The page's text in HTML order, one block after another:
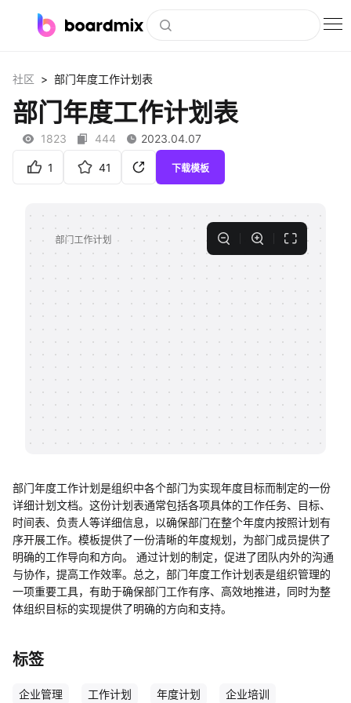
社区资源
下载
会员
私有化部署
客户案例
帮助中心
社区 > 部门年度工作计划表
部门年度工作计划表
1823 444 2023.04.07
1 41 下载模板
部门年度工作计划是组织中各个部门为实现年度目标而制定的一份
详细计划文档。这份计划表通常包括各项具体的工作任务、目标、
时间表、负责人等详细信息，以确保部门在整个年度内按照计划有
序开展工作。模板提供了一份清晰的年度规划，为部门成员提供了
明确的工作导向和方向。 通过计划的制定，促进了团队内外的沟通
与协作，提高工作效率。总之，部门年度工作计划表是组织管理的
一项重要工具，有助于确保部门工作有序、高效地推进，同时为整
体组织目标的实现提供了明确的方向和支持。
标签
企业管理 工作计划 年度计划 企业培训